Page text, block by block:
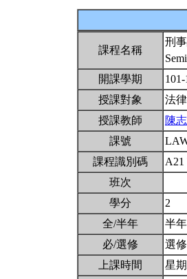
課程名稱
刑
開課學期
101-
授課對象
法
授課教師
陳
課號
課程識別碼
A21
班次
學分
2
全/半年
半年
必/選修
選修
上課時間
星